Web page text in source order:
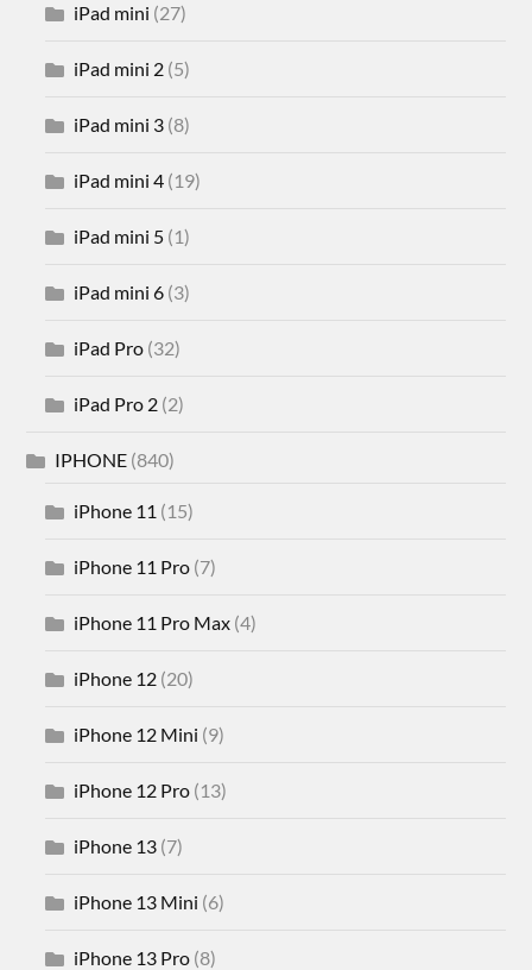
iPad mini (27)
iPad mini 2 (5)
iPad mini 3 (8)
iPad mini 4 (19)
iPad mini 5 (1)
iPad mini 6 (3)
iPad Pro (32)
iPad Pro 2 (2)
IPHONE (840)
iPhone 11 (15)
iPhone 11 Pro (7)
iPhone 11 Pro Max (4)
iPhone 12 (20)
iPhone 12 Mini (9)
iPhone 12 Pro (13)
iPhone 13 (7)
iPhone 13 Mini (6)
iPhone 13 Pro (8)